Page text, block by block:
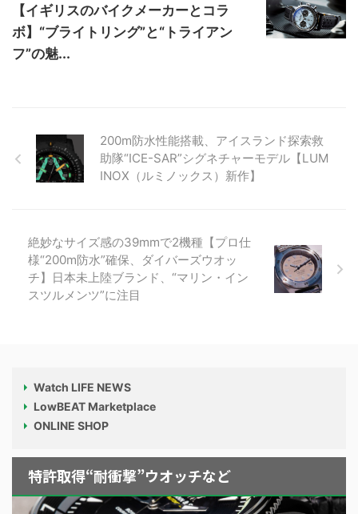
【イギリスのバイクメーカーとコラ
ボ】“ブライトリング”と“トライアン
フ”の魅...
200m防水性能搭載、アイスランド探索救
助隊“ICE-SAR”シグネチャーモデル【LUM
INOX（ルミノックス）新作】
絶妙なサイズ感の39mmで2機種【プロ仕
様“200m防水”確保、ダイバーズウオッ
チ】日本未上陸ブランド、“マリン・イン
スツルメンツ”に注目
Watch LIFE NEWS
LowBEAT Marketplace
ONLINE SHOP
特許取得“耐衝撃”ウオッチなど